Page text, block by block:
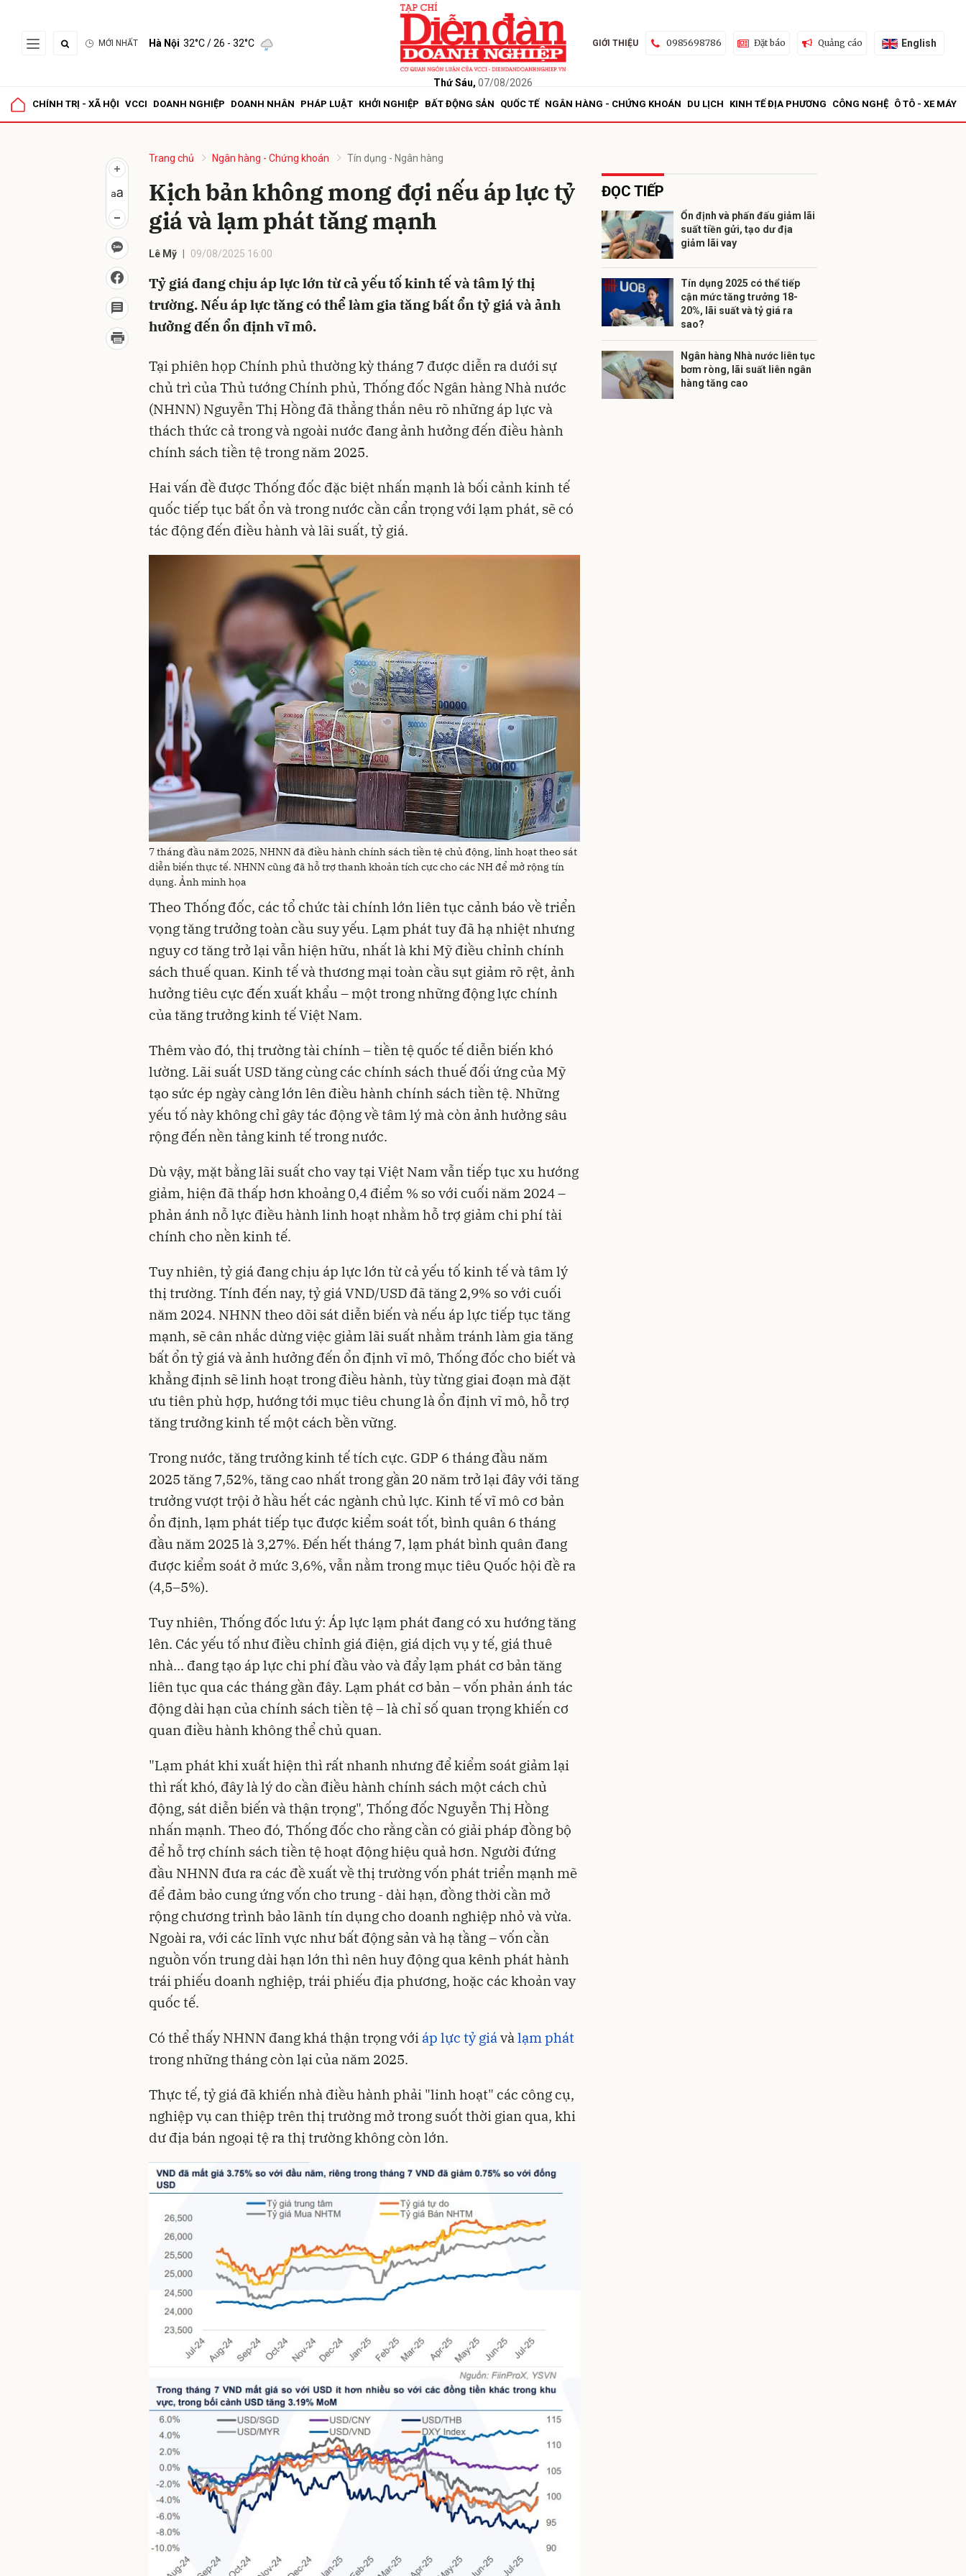
MỚI NHẤT Hà Nội 32°C/ 26 - 32°C
Thứ Sáu, 07/08/2026
GIỚI THIỆU 0985698786 Đặt báo Quảng cáo English
CHÍNH TRỊ - XÃ HỘI VCCI DOANH NGHIỆP DOANH NHÂN PHÁP LUẬT KHỞI NGHIỆP BẤT ĐỘNG SẢN QUỐC TẾ NGÂN HÀNG - CHỨNG KHOÁN DU LỊCH KINH TẾ ĐỊA PHƯƠNG CÔNG NGHỆ Ô TÔ - XE MÁY
Trang chủ Ngân hàng - Chứng khoán Tín dụng - Ngân hàng
Kịch bản không mong đợi nếu áp lực tỷ
giá và lạm phát tăng mạnh
Lê Mỹ 09/08/2025 16:00
Tỷ giá đang chịu áp lực lớn từ cả yếu tố kinh tế và tâm lý thị
trường. Nếu áp lực tăng có thể làm gia tăng bất ổn tỷ giá và ảnh
hưởng đến ổn định vĩ mô.
Tại phiên họp Chính phủ thường kỳ tháng 7 được diễn ra dưới sự
chủ trì của Thủ tướng Chính phủ, Thống đốc Ngân hàng Nhà nước
(NHNN) Nguyễn Thị Hồng đã thẳng thắn nêu rõ những áp lực và
thách thức cả trong và ngoài nước đang ảnh hưởng đến điều hành
chính sách tiền tệ trong năm 2025.
Hai vấn đề được Thống đốc đặc biệt nhấn mạnh là bối cảnh kinh tế
quốc tiếp tục bất ổn và trong nước cần cẩn trọng với lạm phát, sẽ có
tác động đến điều hành và lãi suất, tỷ giá.
7 tháng đầu năm 2025, NHNN đã điều hành chính sách tiền tệ chủ động, linh hoạt theo sát
diễn biến thực tế. NHNN cũng đã hỗ trợ thanh khoản tích cực cho các NH để mở rộng tín
dụng. Ảnh minh họa
Theo Thống đốc, các tổ chức tài chính lớn liên tục cảnh báo về triển
vọng tăng trưởng toàn cầu suy yếu. Lạm phát tuy đã hạ nhiệt nhưng
nguy cơ tăng trở lại vẫn hiện hữu, nhất là khi Mỹ điều chỉnh chính
sách thuế quan. Kinh tế và thương mại toàn cầu sụt giảm rõ rệt, ảnh
hưởng tiêu cực đến xuất khẩu – một trong những động lực chính
của tăng trưởng kinh tế Việt Nam.
Thêm vào đó, thị trường tài chính – tiền tệ quốc tế diễn biến khó
lường. Lãi suất USD tăng cùng các chính sách thuế đối ứng của Mỹ
tạo sức ép ngày càng lớn lên điều hành chính sách tiền tệ. Những
yếu tố này không chỉ gây tác động về tâm lý mà còn ảnh hưởng sâu
rộng đến nền tảng kinh tế trong nước.
Dù vậy, mặt bằng lãi suất cho vay tại Việt Nam vẫn tiếp tục xu hướng
giảm, hiện đã thấp hơn khoảng 0,4 điểm % so với cuối năm 2024 –
phản ánh nỗ lực điều hành linh hoạt nhằm hỗ trợ giảm chi phí tài
chính cho nền kinh tế.
Tuy nhiên, tỷ giá đang chịu áp lực lớn từ cả yếu tố kinh tế và tâm lý
thị trường. Tính đến nay, tỷ giá VND/USD đã tăng 2,9% so với cuối
năm 2024. NHNN theo dõi sát diễn biến và nếu áp lực tiếp tục tăng
mạnh, sẽ cân nhắc dừng việc giảm lãi suất nhằm tránh làm gia tăng
bất ổn tỷ giá và ảnh hưởng đến ổn định vĩ mô, Thống đốc cho biết và
khẳng định sẽ linh hoạt trong điều hành, tùy từng giai đoạn mà đặt
ưu tiên phù hợp, hướng tới mục tiêu chung là ổn định vĩ mô, hỗ trợ
tăng trưởng kinh tế một cách bền vững.
Trong nước, tăng trưởng kinh tế tích cực. GDP 6 tháng đầu năm
2025 tăng 7,52%, tăng cao nhất trong gần 20 năm trở lại đây với tăng
trưởng vượt trội ở hầu hết các ngành chủ lực. Kinh tế vĩ mô cơ bản
ổn định, lạm phát tiếp tục được kiểm soát tốt, bình quân 6 tháng
đầu năm 2025 là 3,27%. Đến hết tháng 7, lạm phát bình quân đang
được kiểm soát ở mức 3,6%, vẫn nằm trong mục tiêu Quốc hội đề ra
(4,5–5%).
Tuy nhiên, Thống đốc lưu ý: Áp lực lạm phát đang có xu hướng tăng
lên. Các yếu tố như điều chỉnh giá điện, giá dịch vụ y tế, giá thuê
nhà... đang tạo áp lực chi phí đầu vào và đẩy lạm phát cơ bản tăng
liên tục qua các tháng gần đây. Lạm phát cơ bản – vốn phản ánh tác
động dài hạn của chính sách tiền tệ – là chỉ số quan trọng khiến cơ
quan điều hành không thể chủ quan.
"Lạm phát khi xuất hiện thì rất nhanh nhưng để kiểm soát giảm lại
thì rất khó, đây là lý do cần điều hành chính sách một cách chủ
động, sát diễn biến và thận trọng", Thống đốc Nguyễn Thị Hồng
nhấn mạnh. Theo đó, Thống đốc cho rằng cần có giải pháp đồng bộ
để hỗ trợ chính sách tiền tệ hoạt động hiệu quả hơn. Người đứng
đầu NHNN đưa ra các đề xuất về thị trường vốn phát triển mạnh mẽ
để đảm bảo cung ứng vốn cho trung - dài hạn, đồng thời cần mở
rộng chương trình bảo lãnh tín dụng cho doanh nghiệp nhỏ và vừa.
Ngoài ra, với các lĩnh vực như bất động sản và hạ tầng – vốn cần
nguồn vốn trung dài hạn lớn thì nên huy động qua kênh phát hành
trái phiếu doanh nghiệp, trái phiếu địa phương, hoặc các khoản vay
quốc tế.
Có thể thấy NHNN đang khá thận trọng với áp lực tỷ giávàlạm phát
trong những tháng còn lại của năm 2025.
Thực tế, tỷ giá đã khiến nhà điều hành phải "linh hoạt" các công cụ,
nghiệp vụ can thiệp trên thị trường mở trong suốt thời gian qua, khi
dư địa bán ngoại tệ ra thị trường không còn lớn.
ĐỌC TIẾP
Ổn định và phấn đấu giảm lãi
suất tiền gửi, tạo dư địa
giảm lãi vay
Tín dụng 2025 có thể tiếp
cận mức tăng trưởng 18-
20%, lãi suất và tỷ giá ra
sao?
Ngân hàng Nhà nước liên tục
bơm ròng, lãi suất liên ngân
hàng tăng cao
Gửi